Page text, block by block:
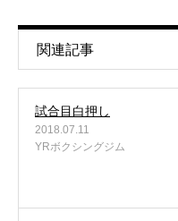
関連記事
試合目白押し
2018.07.11
YRボクシングジム